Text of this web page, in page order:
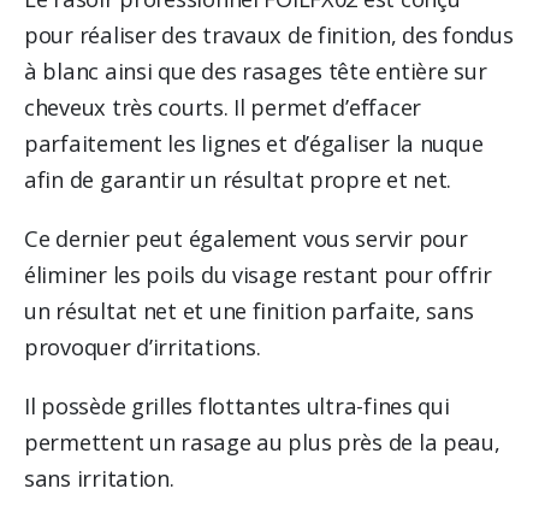
pour réaliser des travaux de finition, des fondus
à blanc ainsi que des rasages tête entière sur
cheveux très courts. Il permet d’effacer
parfaitement les lignes et d’égaliser la nuque
afin de garantir un résultat propre et net.
Ce dernier peut également vous servir pour
éliminer les poils du visage restant pour offrir
un résultat net et une finition parfaite, sans
provoquer d’irritations.
Il possède grilles flottantes ultra-fines qui
permettent un rasage au plus près de la peau,
sans irritation.